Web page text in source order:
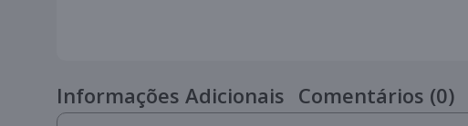
Informações Adicionais Comentários (0)